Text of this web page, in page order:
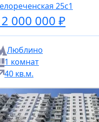
25с1
000 000 ₽
Люблино
1 комнат
40 кв.м.